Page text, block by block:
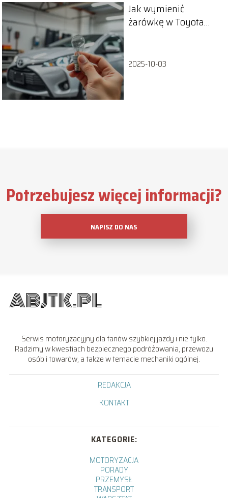
Jak wymienić
żarówkę w Toyota
2025-10-03
Potrzebujesz więcej informacji?
NAPISZ DO NAS
Serwis motoryzacyjny dla fanów szybkiej jazdy i nie tylko.
Radzimy w kwestiach bezpiecznego podróżowania, przewozu
osób i towarów, a także w temacie mechaniki ogólnej.
REDAKCJA
KONTAKT
KATEGORIE:
MOTORYZACJA
PORADY
PRZEMYSŁ
TRANSPORT